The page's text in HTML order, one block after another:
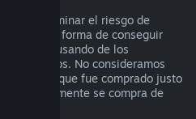
para eliminar el riesgo de
como una forma de conseguir
estás abusando de los
ofrecértelos. No consideramos
un título que fue comprado justo
inmediatamente se compra de